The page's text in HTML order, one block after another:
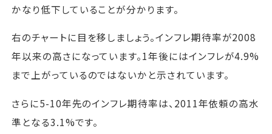
かなり低下していることが分かります。
右のチャートに目を移しましょう。インフレ期待率が2008
年以来の高さになっています。1年後にはインフレが4.9%
まで上がっているのではないかと示されています。
さらに5-10年先のインフレ期待率は、2011年依頼の高水
準となる3.1%です。